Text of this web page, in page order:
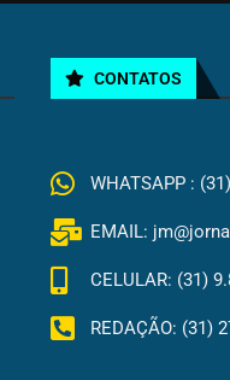
CONTATOS
WHATSAPP :
EMAIL:
CELULAR: (31)
REDAÇÃO: (31)